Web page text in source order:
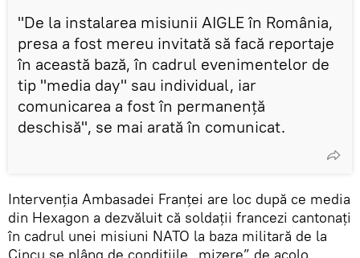
"De la instalarea misiunii AIGLE în România,
presa a fost mereu invitată să facă reportaje
în această bază, în cadrul evenimentelor de
tip "media day" sau individual, iar
comunicarea a fost în permanenţă
deschisă", se mai arată în comunicat.
Intervenţia Ambasadei Franţei are loc după ce media
din Hexagon a dezvăluit că soldații francezi cantonați
în cadrul unei misiuni NATO la baza militară de la
Cincu se plâng de condițiile „mizere” de acolo.